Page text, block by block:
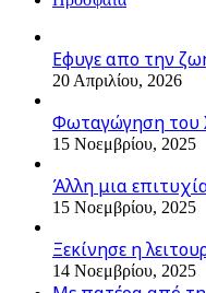
Εφυγε απο την
20 Απριλίου, 2026
Φωταγώγηση του
15 Νοεμβρίου, 2025
Άλλη μια
15 Νοεμβρίου, 2025
Ξεκίνησε η
14 Νοεμβρίου, 2025